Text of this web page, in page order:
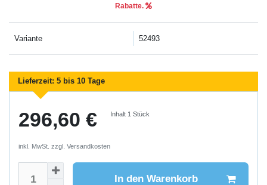
Rabatte.
Variante 52493
Lieferzeit: 5 bis 10 Tage
296,60 € Inhalt 1Stück
inkl. MwSt. zzgl. Versandkosten
In den Warenkorb